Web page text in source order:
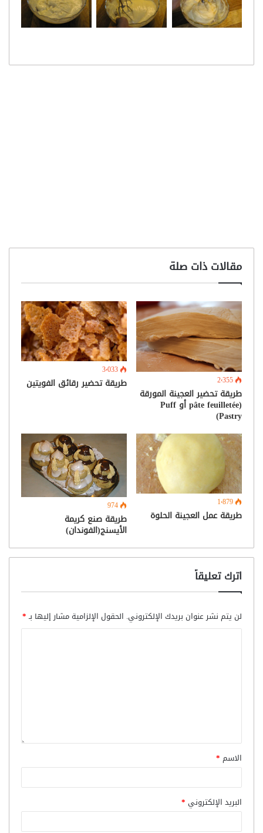
مقالات ذات صلة
2٬355
طريقة تحضير العجينة المورقة
(pâte feuilletée أو Puff
Pastry)
3٬033
طريقة تحضير رقائق الفويتين
1٬879
طريقة عمل العجينة الحلوة
974
طريقة صنع كريمة
الأيسنج(الفوندان)
اترك تعليقاً
لن يتم نشر عنوان بريدك الإلكتروني. الحقول الإلزامية مشار إليها بـ*
الاسم *
البريد الإلكتروني *